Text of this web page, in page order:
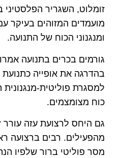
זומלוט, השגריר הפלסטיני
מועמדים המזוהים בעיקר
ומנגנוני הכוח של התנועה.
גורמים בכרים בתנועה
בהדרגה את אופייה
למסגרת פוליטית-
כוח מצומצמים.
גם היחס לרצועת עזה
מהפעילים. רבים ברצועה
מסר פוליטי ברור שלפיו